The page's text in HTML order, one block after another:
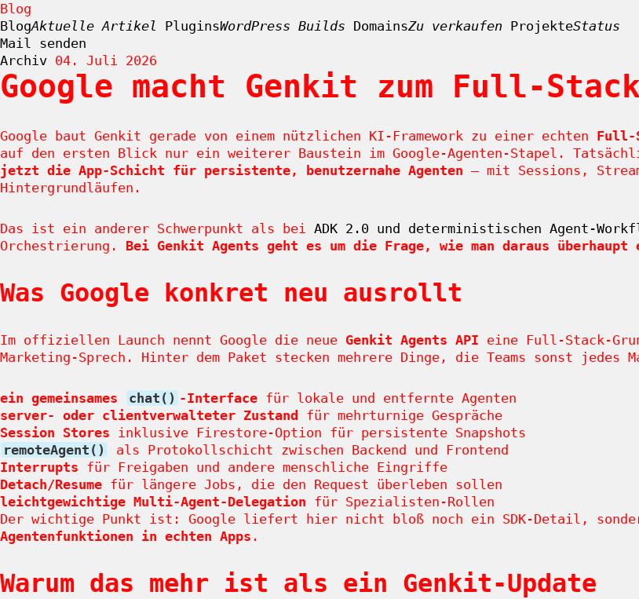
Blog
BlogAktuelle Artikel PluginsWordPress Builds DomainsZu verkaufen ProjekteStatus
Mail senden
Zum
springen
Archiv 04. Juli 2026
Google macht Genkit zum Full-
Google baut Genkit gerade von einem nützlichen KI-Framework zu einer echten Full-
auf den ersten Blick nur ein weiterer Baustein im Google-Agenten-Stapel.
jetzt die App-Schicht für persistente, benutzernahe Agenten – mit Sessions,
Hintergrundläufen.
Das ist ein anderer Schwerpunkt als bei ADK 2.0 und deterministischen Agent-
Orchestrierung. Bei Genkit Agents geht es um die Frage, wie man daraus
Was Google konkret neu ausrollt
Im offiziellen Launch nennt Google die neue Genkit Agents API eine Full-Stack-
Marketing-Sprech. Hinter dem Paket stecken mehrere Dinge, die Teams sonst jedes
ein gemeinsames chat() -Interface für lokale und entfernte Agenten
server- oder clientverwalteter Zustand
für mehrturnige Gespräche
Session Stores inklusive Firestore-Option für persistente Snapshots
remoteAgent()
als Protokollschicht zwischen Backend und Frontend
Interrupts für Freigaben und andere menschliche Eingriffe
Detach/Resume für längere Jobs, die den Request überleben sollen
leichtgewichtige Multi-Agent-Delegation für Spezialisten-Rollen
Der wichtige Punkt ist: Google liefert hier nicht bloß noch ein SDK-Detail,
Agentenfunktionen in echten Apps .
Warum das mehr ist als ein Genkit-Update